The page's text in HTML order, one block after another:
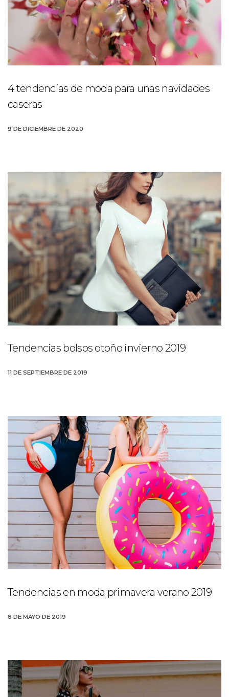
4 tendencias de moda para unas navidades
caseras
9 DE DICIEMBRE DE 2020
Tendencias bolsos otoño invierno 2019
11 DE SEPTIEMBRE DE 2019
Tendencias en moda primavera verano 2019
8 DE MAYO DE 2019